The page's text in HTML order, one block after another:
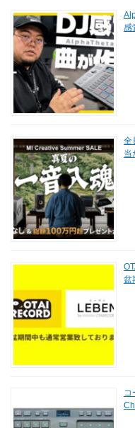
感
全
当
盆
コ